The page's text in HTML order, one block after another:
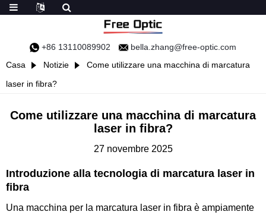
+86 13110089902
bella.zhang@free-optic.com
Casa
Notizie
Come utilizzare una macchina di marcatura
laser in fibra?
Come utilizzare una macchina di marcatura
laser in fibra?
27 novembre 2025
Introduzione alla tecnologia di marcatura laser in
fibra
Una macchina per la marcatura laser in fibra è ampiamente